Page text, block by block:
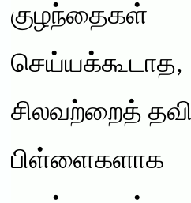
சிலவற்றைத்
பிள்ளைகளாக